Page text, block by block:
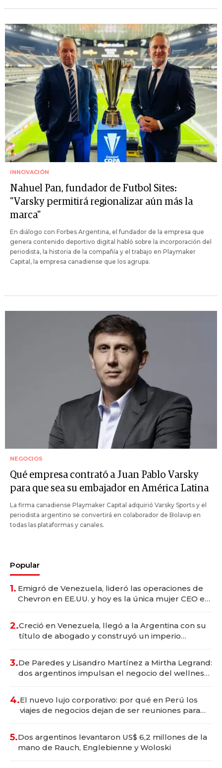
INNOVACIÓN
Nahuel Pan, fundador de Futbol Sites:
"Varsky permitirá regionalizar aún más la
marca"
En diálogo con Forbes Argentina, el fundador de la empresa que
genera contenido deportivo digital habló sobre la incorporación del
periodista, la historia de la compañía y el trabajo en Playmaker
Capital, la empresa canadiense que los agrupa.
NEGOCIOS
Qué empresa contrató a Juan Pablo Varsky
para que sea su embajador en América Latina
La firma canadiense Playmaker Capital adquirió Varsky Sports y el
periodista argentino se convertirá en colaborador de Bolavip en
todas las plataformas y canales.
Popular
1. Emigró de Venezuela, lideró las operaciones de
Chevron en EE.UU. y hoy es la única mujer CEO en
2.Creció en Venezuela, llegó a la Argentina con su
título de abogado y construyó un imperio
3.De Paredes y Lisandro Martínez a Mirtha Legrand:
dos argentinos impulsan el negocio del wellness
4.El nuevo lujo corporativo: por qué en Perú los
viajes de negocios dejan de ser reuniones para
5.Dos argentinos levantaron US$ 6,2 millones de la
mano de Rauch, Englebienne y Woloski